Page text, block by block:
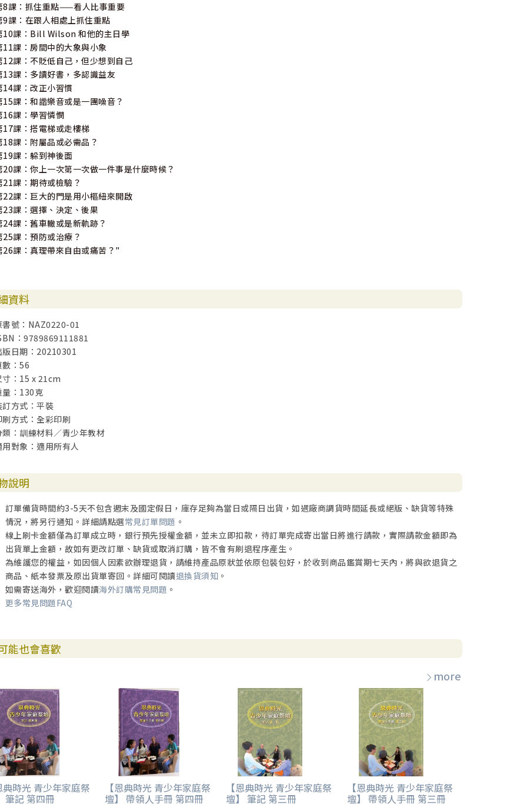
老師講課時，常常帶著一個態度，留意他在講什麼；聽起來很簡單，卻是很重要的問題。因為有些人聽老師講課，聽過去
不知道老師到底在講什麼；讀書也一樣，要能留意讀出課本在寫什麼，為何這樣寫，怎麼可以解決問題等。在心裡問這些
題，幫助我讀出課本在寫什麼、老師在講什麼，而能抓住重點。
朋友，你在學校上課時，要有在心裡問自己「老師在講什麼？」的習慣；自己作功課時，也問自己「課本在寫什麼？」不
留意大標題，而是去搞懂每一頁的內容在寫什麼。會問問題，才能抓住重點。已經開始讀書的小朋友可以反省一下，如果
上課時腦海裡很少浮現出「問題」，我想你不容易把書讀好。請你試試看喔！
想進一步跟小朋友說一件事，我讀書時雖然功課很好，但畢業許多年後回顧當時的我，功課雖好卻是個「超級書呆子」。
所以成為超級書呆子和抓重點有關，我不太會在宏觀上面抓重點！我可以從書中每一頁抓重點，但很少退後幾步看事情。
方我讀物理，卻不懂得退後幾步宏觀地看事情，思考「我所讀的東西和我所生活的世界有什麼關係？」「這些東西或法則
在宇宙中有什麼意義？」這些是後來我在大學認識了主之後，逐漸會問自己的問題，而且應用在所學的任何事情上，希望
朋友們也能從小學習這個。
3課：抓住重點——不輕易生氣
想繼續教導小朋友學習抓住重點，不輕易生氣。
不太會抓重點。因為你的目的應該是讓媽媽同意你的要求，但你剛剛做的卻適得其反。
媽媽沒有照你的期望做時，應該趕快用你的聰明智慧想一想：我怎樣可以改變媽媽的想法？我怎樣可以贏得我的需求？很
人會犯這樣的錯誤，我認為那是因為不會抓重點。我們在一生中有很多機會要學習這件事，如果你從小學習這事，將來無
在學校裡，在人際關係與朋友之間，甚至在職場上、在教會裡，所有的事上都會進行得好一點。
我舉主的母親馬利亞為例，這是在約翰福音第二章記載的迦拿婚宴的故事，主耶穌把水變為酒，很多小朋友應該都熟悉這
故事。主耶穌的母親對主有信心，知道遇見難處主能解決；當宴席上沒有酒，我想馬利亞不是因為主耶穌很有錢所以找他
忙，她或許不確定主耶穌能做什麼，但她就是相信主能做，所以跟主說：「他們沒有酒了。」
想到主耶穌講了一句聽起來有點粗魯的話拒絕了她！如果你是馬利亞應該會生氣，至少會抱怨吧？可是馬利亞有很好的榜
，她沒有生氣，也沒有進一步爭論來爭取，反而退後半步，使自己預備好要按著主的想法去行。她對那些僕人說：「祂告
們生命裡無論何時遭遇拒絕、挫折，這都是最好的做法，這叫抓住重點。為什麼要作出使對方生氣的反應，以致對方不肯
你原先要他做的事；或是你認為被拒絕了，就表示全世界都絕望了？這是很簡單的道理，卻是我們很多人常犯的錯。
果從小學習這件事並養成習慣，對將來跟同學、朋友、配偶、老闆之間的相處，有很大的幫助。遇見不滿意的事情時，你
不會輕易以生氣作回應，因為生氣或說出讓對方生氣的話，只會使事情變糟，你的目標更不容易達成了。
試看把你那些烏煙瘴氣的情緒放在一邊，先用智慧來想想要怎麼做，才能達成目標；這樣，我們才能得著心靈的自由，像
翔於天空一般。"
8課：抓住重點——看人比事重要
9課：在跟人相處上抓住重點
10課：Bill Wilson 和他的主日學
11課：房間中的大象與小象
12課：不貶低自己，但少想到自己
13課：多讀好書，多認識益友
14課：改正小習慣
15課：和諧樂音或是一團噪音？
16課：學習憐憫
17課：搭電梯或走樓梯
18課：附屬品或必需品？
19課：躲到神後面
20課：你上一次第一次做一件事是什麼時候？
21課：期待或檢驗？
22課：巨大的門是用小樞紐來開啟
23課：選擇、決定、後果
24課：舊車轍或是新軌跡？
25課：預防或治療？
26課：真理帶來自由或痛苦？"
資料
書號：NAZ0220-01
：9789869111881
版日期：20210301
數：56
寸：15 x 21cm
量：130克
訂方式：平裝
刷方式：全彩印刷
類：訓練材料／青少年教材
用對象：適用所有人
說明
訂單備貨時間約3-5天不包含週末及國定假日，庫存足夠為當日或隔日出貨，如遇廠商調貨時間延長或絕版、缺貨等特殊
情況，將另行通知。詳細請點選常見訂單問題 。
線上刷卡金額僅為訂單成立時，銀行預先授權金額，並未立即扣款，待訂單完成寄出當日將進行請款，實際請款金額即為
出貨單上金額，故如有更改訂單、缺貨或取消訂購，皆不會有刷退程序產生。
為維護您的權益，如因個人因素欲辦理退貨，請維持產品原狀並依原包裝包好，於收到商品鑑賞期七天內，將與欲退貨之
商品、紙本發票及原出貨單寄回。詳細可閱讀退換貨須知 。
如需寄送海外，歡迎閱讀海外訂購常見問題 。
更多常見問題FAQ
能也會喜歡
more
時光 青少年家庭祭
筆記 第四冊
【恩典時光 青少年家庭祭
壇】 帶領人手冊 第四冊
【恩典時光 青少年家庭祭
壇】 筆記 第三冊
【恩典時光 青少年家庭祭
壇】 帶領人手冊 第三冊